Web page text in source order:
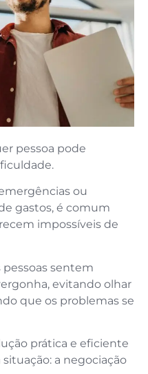
pessoa pode
ou
gastos, é comum
impossíveis de
sentem
evitando olhar
que os problemas se
prática e eficiente
a negociação